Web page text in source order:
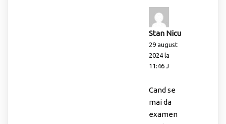
Stan Nicu
29 august
2024 la
11:46 J
Cand se
mai da
examen